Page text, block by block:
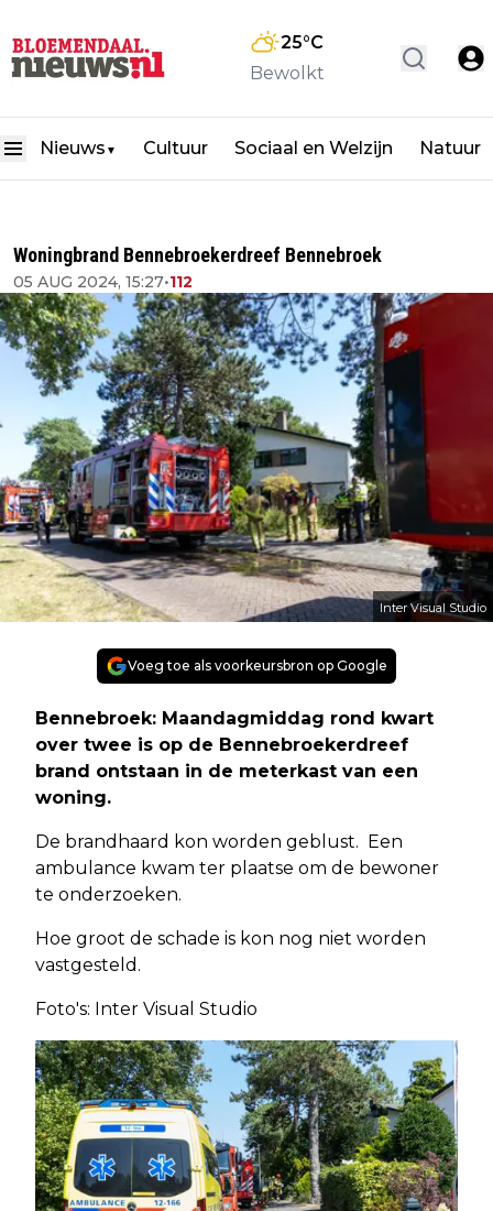
25°C
Bewolkt
Nieuws ▼ Cultuur Sociaal en Welzijn Natuur
Woningbrand Bennebroekerdreef Bennebroek
05 AUG 2024, 15:27•112
Inter Visual Studio
Voeg toe als voorkeursbron op Google
Bennebroek: Maandagmiddag rond kwart
over twee is op de Bennebroekerdreef
brand ontstaan in de meterkast van een
woning.
De brandhaard kon worden geblust. Een
ambulance kwam ter plaatse om de bewoner
te onderzoeken.
Hoe groot de schade is kon nog niet worden
vastgesteld.
Foto's: Inter Visual Studio